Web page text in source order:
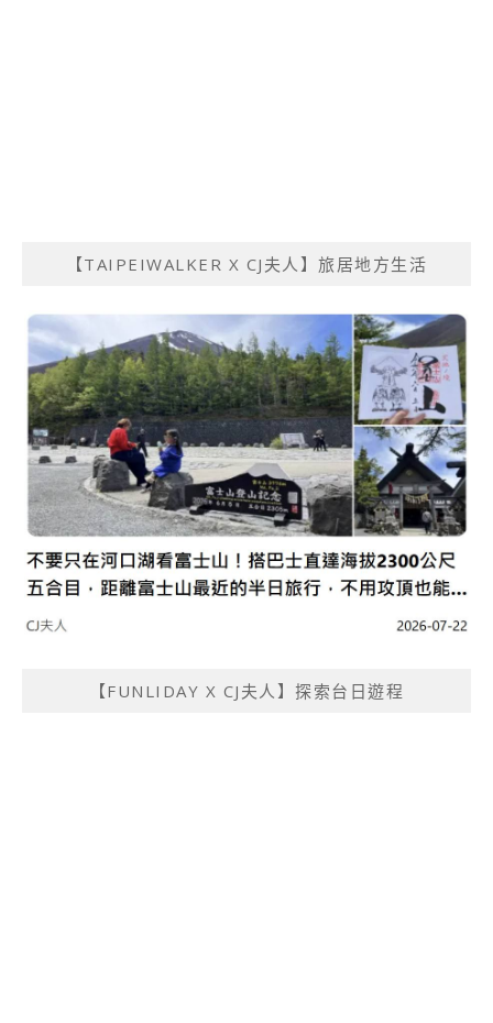
【TAIPEIWALKER X CJ夫人】旅居地方生活
【FUNLIDAY X CJ夫人】探索台日遊程